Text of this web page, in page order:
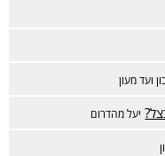
ועד מעון
יעל מהדרום